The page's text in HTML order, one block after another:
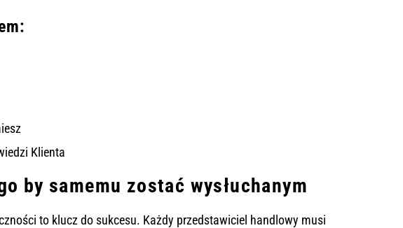
Klienta
by samemu zostać wysłuchanym
to klucz do sukcesu. Każdy przedstawiciel handlowy musi